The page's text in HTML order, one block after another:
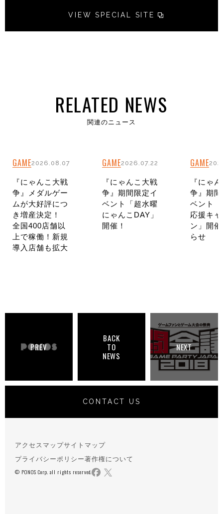
VIEW SPECIAL SITE
RELATED NEWS
関連のニュース
GAME2026.08.07
『にゃんこ大戦
争』メダルゲー
ムが大好評につ
き増産決定！
全国400店舗以
上で稼働！新規
導入店舗も拡大
GAME2026.07.22
『にゃんこ大戦
争』期間限定イ
ベント「超水曜
にゃんこDAY」
開催！
GAME
『にゃ
争』期
ベント
応援キ
ン」開
らせ
PREV
BACK
TO
NEWS
NEXT
CONTACT US
アクセスマップサイトマップ
プライバシーポリシー著作権について
© PONOS Corp. all rights reserved.